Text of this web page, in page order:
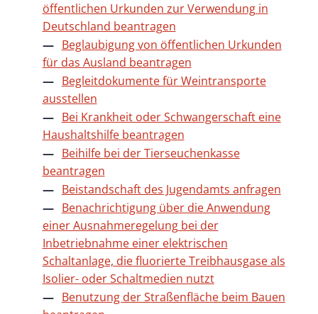
öffentlichen Urkunden zur Verwendung in
Deutschland beantragen
Beglaubigung von öffentlichen Urkunden
für das Ausland beantragen
Begleitdokumente für Weintransporte
ausstellen
Bei Krankheit oder Schwangerschaft eine
Haushaltshilfe beantragen
Beihilfe bei der Tierseuchenkasse
beantragen
Beistandschaft des Jugendamts anfragen
Benachrichtigung über die Anwendung
einer Ausnahmeregelung bei der
Inbetriebnahme einer elektrischen
Schaltanlage, die fluorierte Treibhausgase als
Isolier- oder Schaltmedien nutzt
Benutzung der Straßenfläche beim Bauen